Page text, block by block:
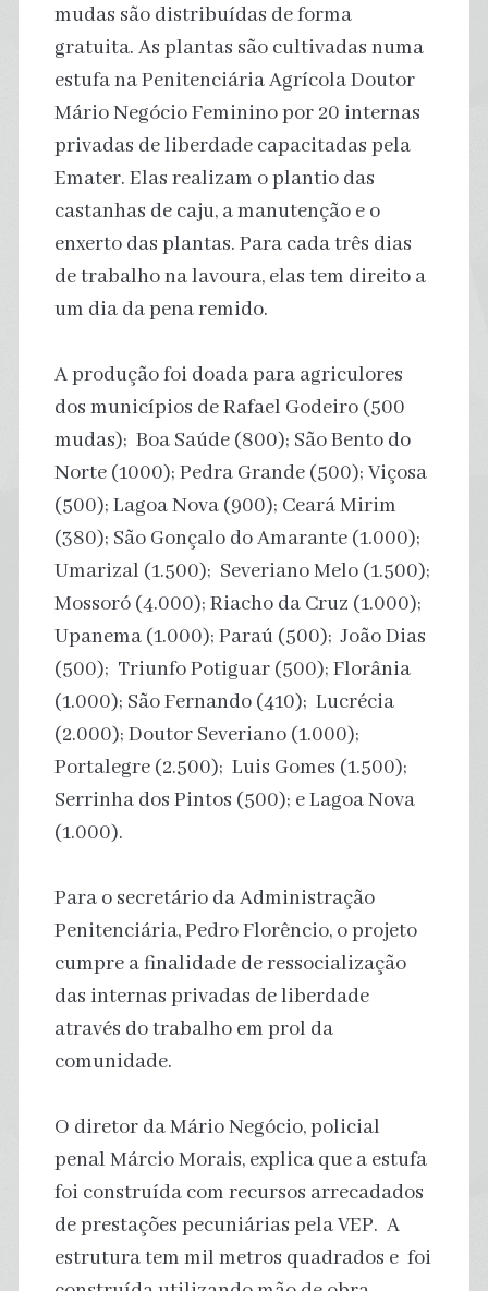
mudas são distribuídas de forma
gratuita. As plantas são cultivadas numa
estufa na Penitenciária Agrícola Doutor
Mário Negócio Feminino por 20 internas
privadas de liberdade capacitadas pela
Emater. Elas realizam o plantio das
castanhas de caju, a manutenção e o
enxerto das plantas. Para cada três dias
de trabalho na lavoura, elas tem direito a
um dia da pena remido.
A produção foi doada para agriculores
dos municípios de Rafael Godeiro (500
mudas); Boa Saúde (800); São Bento do
Norte (1000); Pedra Grande (500); Viçosa
(500); Lagoa Nova (900); Ceará Mirim
(380); São Gonçalo do Amarante (1.000);
Umarizal (1.500); Severiano Melo (1.500);
Mossoró (4.000); Riacho da Cruz (1.000);
Upanema (1.000); Paraú (500); João Dias
(500); Triunfo Potiguar (500); Florânia
(1.000); São Fernando (410); Lucrécia
(2.000); Doutor Severiano (1.000);
Portalegre (2.500); Luis Gomes (1.500);
Serrinha dos Pintos (500); e Lagoa Nova
(1.000).
Para o secretário da Administração
Penitenciária, Pedro Florêncio, o projeto
cumpre a finalidade de ressocialização
das internas privadas de liberdade
através do trabalho em prol da
comunidade.
O diretor da Mário Negócio, policial
penal Márcio Morais, explica que a estufa
foi construída com recursos arrecadados
de prestações pecuniárias pela VEP. A
estrutura tem mil metros quadrados e foi